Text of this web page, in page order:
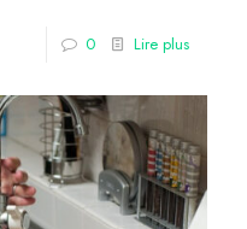
0 Lire plus